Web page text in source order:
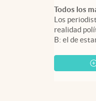
Todos los
Los
realidad
B: el de